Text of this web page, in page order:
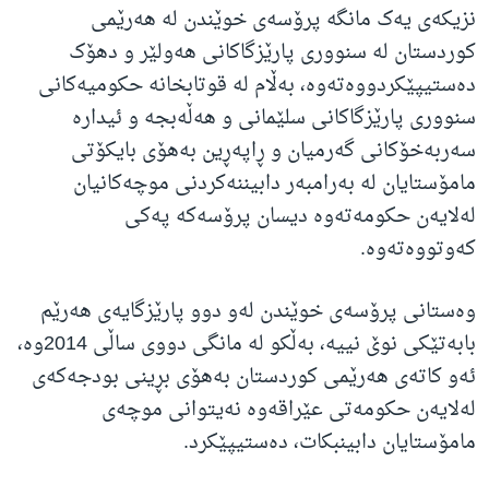
نزیکەی یەک مانگە پرۆسەی خوێندن لە هەرێمی
کوردستان لە سنووری پارێزگاکانی هەولێر و دهۆک
دەستیپێکردووەتەوە، بەڵام لە قوتابخانە حکومیەکانی
سنووری پارێزگاکانی سلێمانی و هەڵەبجە و ئیدارە
سەربەخۆکانی گەرمیان و ڕاپەڕین بەهۆی بایکۆتی
مامۆستایان لە بەرامبەر دابیننەکردنی موچەکانیان
لەلایەن حکومەتەوە دیسان پرۆسەکە پەکی
کەوتووەتەوە.
وەستانی پرۆسەی خوێندن لەو دوو پارێزگایەی هەرێم
بابەتێکی نوێ نییە، بەڵکو لە مانگی دووی ساڵی 2014وە،
ئەو کاتەی هەرێمی کوردستان بەهۆی بڕینی بودجەکەی
لەلایەن حکومەتی عێراقەوە نەیتوانی موچەی
مامۆستایان دابینبکات، دەستیپێکرد.